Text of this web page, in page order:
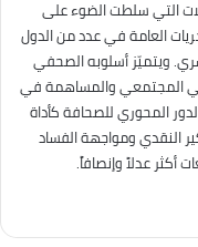
التي سلطت الضوء على
العامة في عدد من الدول
ويتميّز أسلوبه الصحفي
المجتمعي والمساهمة في
المحوري للصحافة كأداة
النقدي ومواجهة الفساد
أكثر عدلاً وإنصافاً.